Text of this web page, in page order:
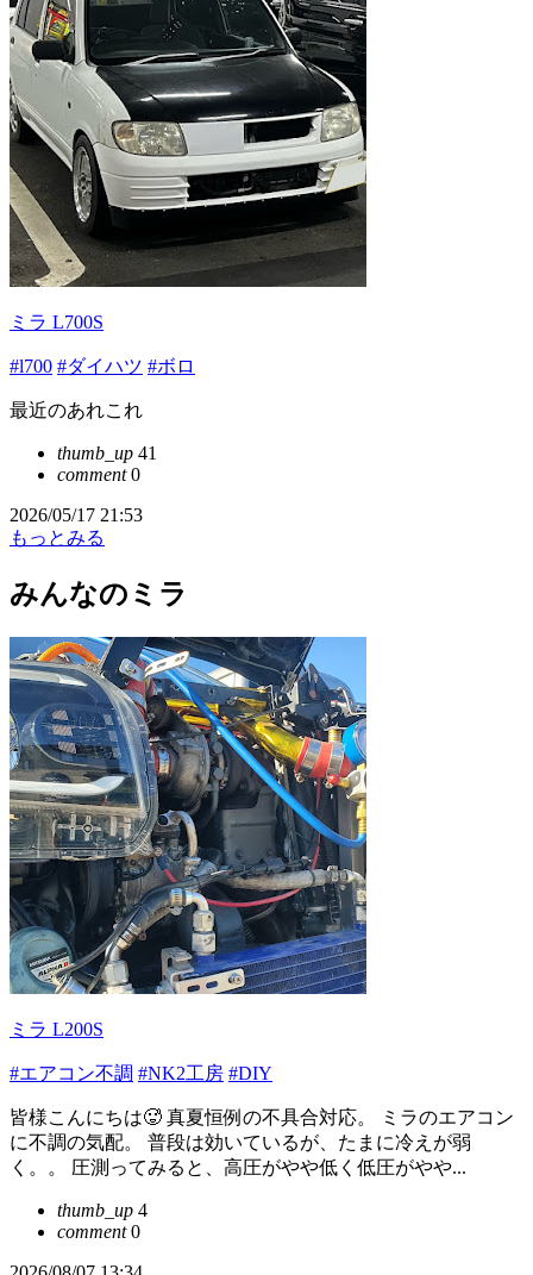
ミラ L700S
#l700 #ダイハツ #ボロ
最近のあれこれ
thumb_up 41
comment0
2026/05/17 21:53
もっとみる
みんなのミラ
ミラ L200S
#エアコン不調 #NK2工房 #DIY
皆様こんにちは🥵 真夏恒例の不具合対応。 ミラのエアコン
に不調の気配。 普段は効いているが、たまに冷えが弱
く。。 圧測ってみると、高圧がやや低く低圧がやや...
thumb_up 4
comment0